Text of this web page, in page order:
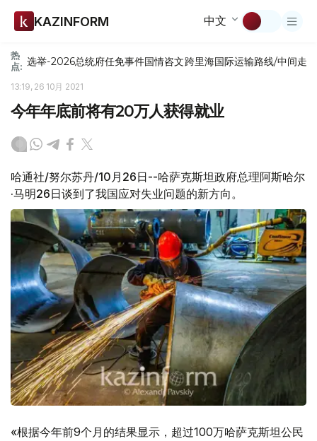
KAZINFORM 中文
热
点: 选举-2026总统府任免事件国情咨文跨里海国际运输路线/中间走廊
13:19, 26 10月 2021
今年年底前将有20万人获得就业
哈通社/努尔苏丹/10月26日--哈萨克斯坦政府总理阿斯哈尔
·马明26日谈到了我国应对失业问题的新方向。
«根据今年前9个月的结果显示，超过100万哈萨克斯坦公民